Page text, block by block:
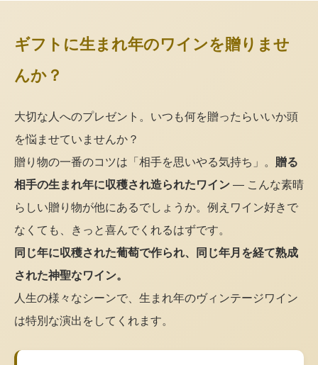
ギフトに生まれ年のワインを贈りませ
んか？
大切な人へのプレゼント。いつも何を贈ったらいいか頭
を悩ませていませんか？
贈り物の一番のコツは「相手を思いやる気持ち」。 贈る
相手の生まれ年に収穫され造られたワイン — こんな素晴
らしい贈り物が他にあるでしょうか。例えワイン好きで
なくても、きっと喜んでくれるはずです。
同じ年に収穫された葡萄で作られ、同じ年月を経て熟成
された神聖なワイン。
人生の様々なシーンで、生まれ年のヴィンテージワイン
は特別な演出をしてくれます。